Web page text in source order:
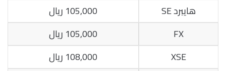
هايبرد SE
105,000 ريال
FX
105,000 ريال
XSE
108,000 ريال